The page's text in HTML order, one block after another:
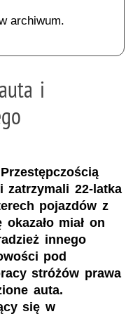
archiwum.
i
zatrzymali 22-latka
pojazdów z
miał on
innego
pod
stróżów prawa
auta.
się w